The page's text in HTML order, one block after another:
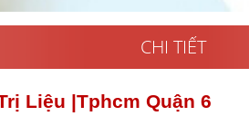
CHI TIẾT
Liệu |tphcm Quận 6